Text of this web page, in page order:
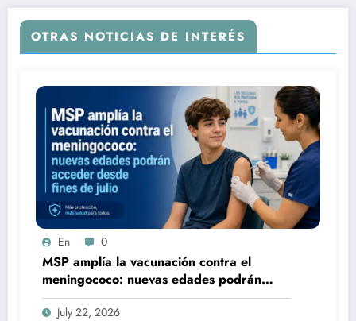
OTRAS NOTICIAS DE INTERÉS
En 0
MSP amplía la vacunación contra el
meningococo: nuevas edades podrán
acceder desde fines de julio
July 22, 2026